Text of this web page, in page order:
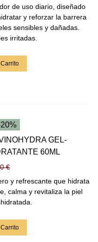
de uso diario, diseñado
y reforzar la barrera
sensibles y dañadas.
irritadas.
GEL-
60ML
€
y refrescante que hidrata
calma y revitaliza la piel